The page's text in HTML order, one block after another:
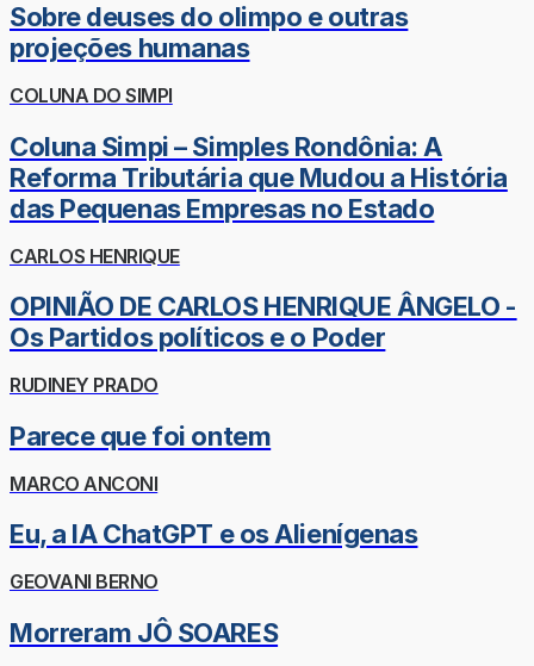
Sobre deuses do olimpo e outras
projeções humanas
COLUNA DO SIMPI
Coluna Simpi – Simples Rondônia: A
Reforma Tributária que Mudou a História
das Pequenas Empresas no Estado
CARLOS HENRIQUE
OPINIÃO DE CARLOS HENRIQUE ÂNGELO -
Os Partidos políticos e o Poder
RUDINEY PRADO
Parece que foi ontem
MARCO ANCONI
Eu, a IA ChatGPT e os Alienígenas
GEOVANI BERNO
Morreram JÔ SOARES